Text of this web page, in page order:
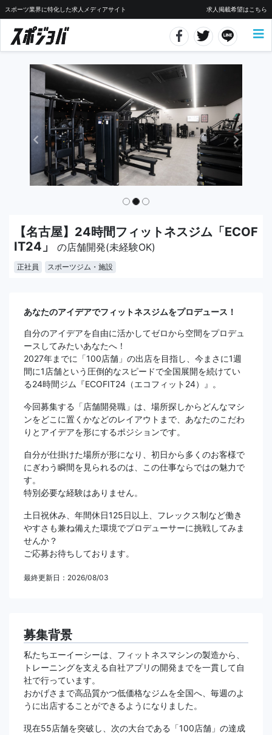
スポーツ業界に特化した求人メディアサイト 求人掲載希望はこちら
【名古屋】24時間フィットネスジム「ECOF
IT24」 の店舗開発(未経験OK)
正社員 スポーツジム・施設
あなたのアイデアでフィットネスジムをプロデュース！
自分のアイデアを自由に活かしてゼロから空間をプロデュ
ースしてみたいあなたへ！
2027年までに「100店舗」の出店を目指し、今まさに1週
間に1店舗という圧倒的なスピードで全国展開を続けてい
る24時間ジム『ECOFIT24（エコフィット24）』。
今回募集する「店舗開発職」は、場所探しからどんなマシ
ンをどこに置くかなどのレイアウトまで、あなたのこだわ
りとアイデアを形にするポジションです。
自分が仕掛けた場所が形になり、初日から多くのお客様で
にぎわう瞬間を見られるのは、この仕事ならではの魅力で
す。
特別必要な経験はありません。
土日祝休み、年間休日125日以上、フレックス制など働き
やすさも兼ね備えた環境でプロデューサーに挑戦してみま
せんか？
ご応募お待ちしております。
最終更新日：2026/08/03
募集背景
私たちエーイーシーは、フィットネスマシンの製造から、
トレーニングを支える自社アプリの開発までを一貫して自
社で行っています。
おかげさまで高品質かつ低価格なジムを全国へ、毎週のよ
うに出店することができるようになりました。
現在55店舗を突破し、次の大台である「100店舗」の達成